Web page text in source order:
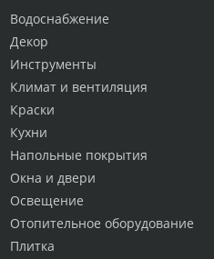
Водоснабжение
Декор
Инструменты
Климат и вентиляция
Краски
Кухни
Напольные покрытия
Окна и двери
Освещение
Отопительное оборудование
Плитка